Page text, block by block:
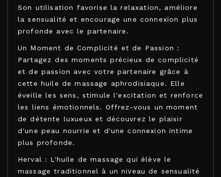
Son utilisation favorise la relaxation, améliore
la sensualité et encourage une connexion plus
profonde avec le partenaire.
Un Moment de Complicité et de Passion :
Partagez des moments précieux de complicité
et de passion avec votre partenaire grâce à
cette huile de massage aphrodisiaque. Elle
éveille les sens, stimule l'excitation et renforce
les liens émotionnels. Offrez-vous un moment
de détente luxueux et découvrez le plaisir
d'une peau nourrie et d'une connexion intime
plus profonde.
Herval : L'huile de massage qui élève le
massage traditionnel à un niveau de sensualité